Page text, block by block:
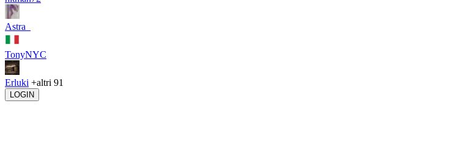
Astra_
TonyNYC
Erluki +altri 91
LOGIN